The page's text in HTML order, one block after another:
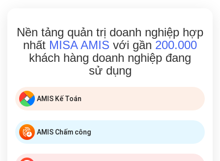
Nền tảng quản trị doanh nghiệp hợp
nhất MISA AMIS với gần 200.000
khách hàng doanh nghiệp đang
sử dụng
AMIS Kế Toán
AMIS Chấm công